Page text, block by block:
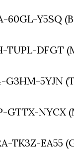
60GL-Y5SQ
TUPL-DFGT
G3HM-5YJN
GTTX-NYCX
TK3Z-EA55